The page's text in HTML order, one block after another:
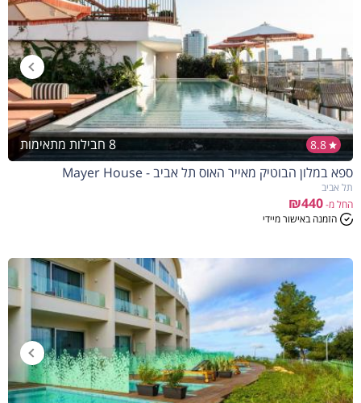
8.8
8 חבילות מתאימות
ספא במלון הבוטיק מאייר האוס תל אביב - Mayer House
תל אביב
החל מ-₪440
הזמנה באישור מיידי